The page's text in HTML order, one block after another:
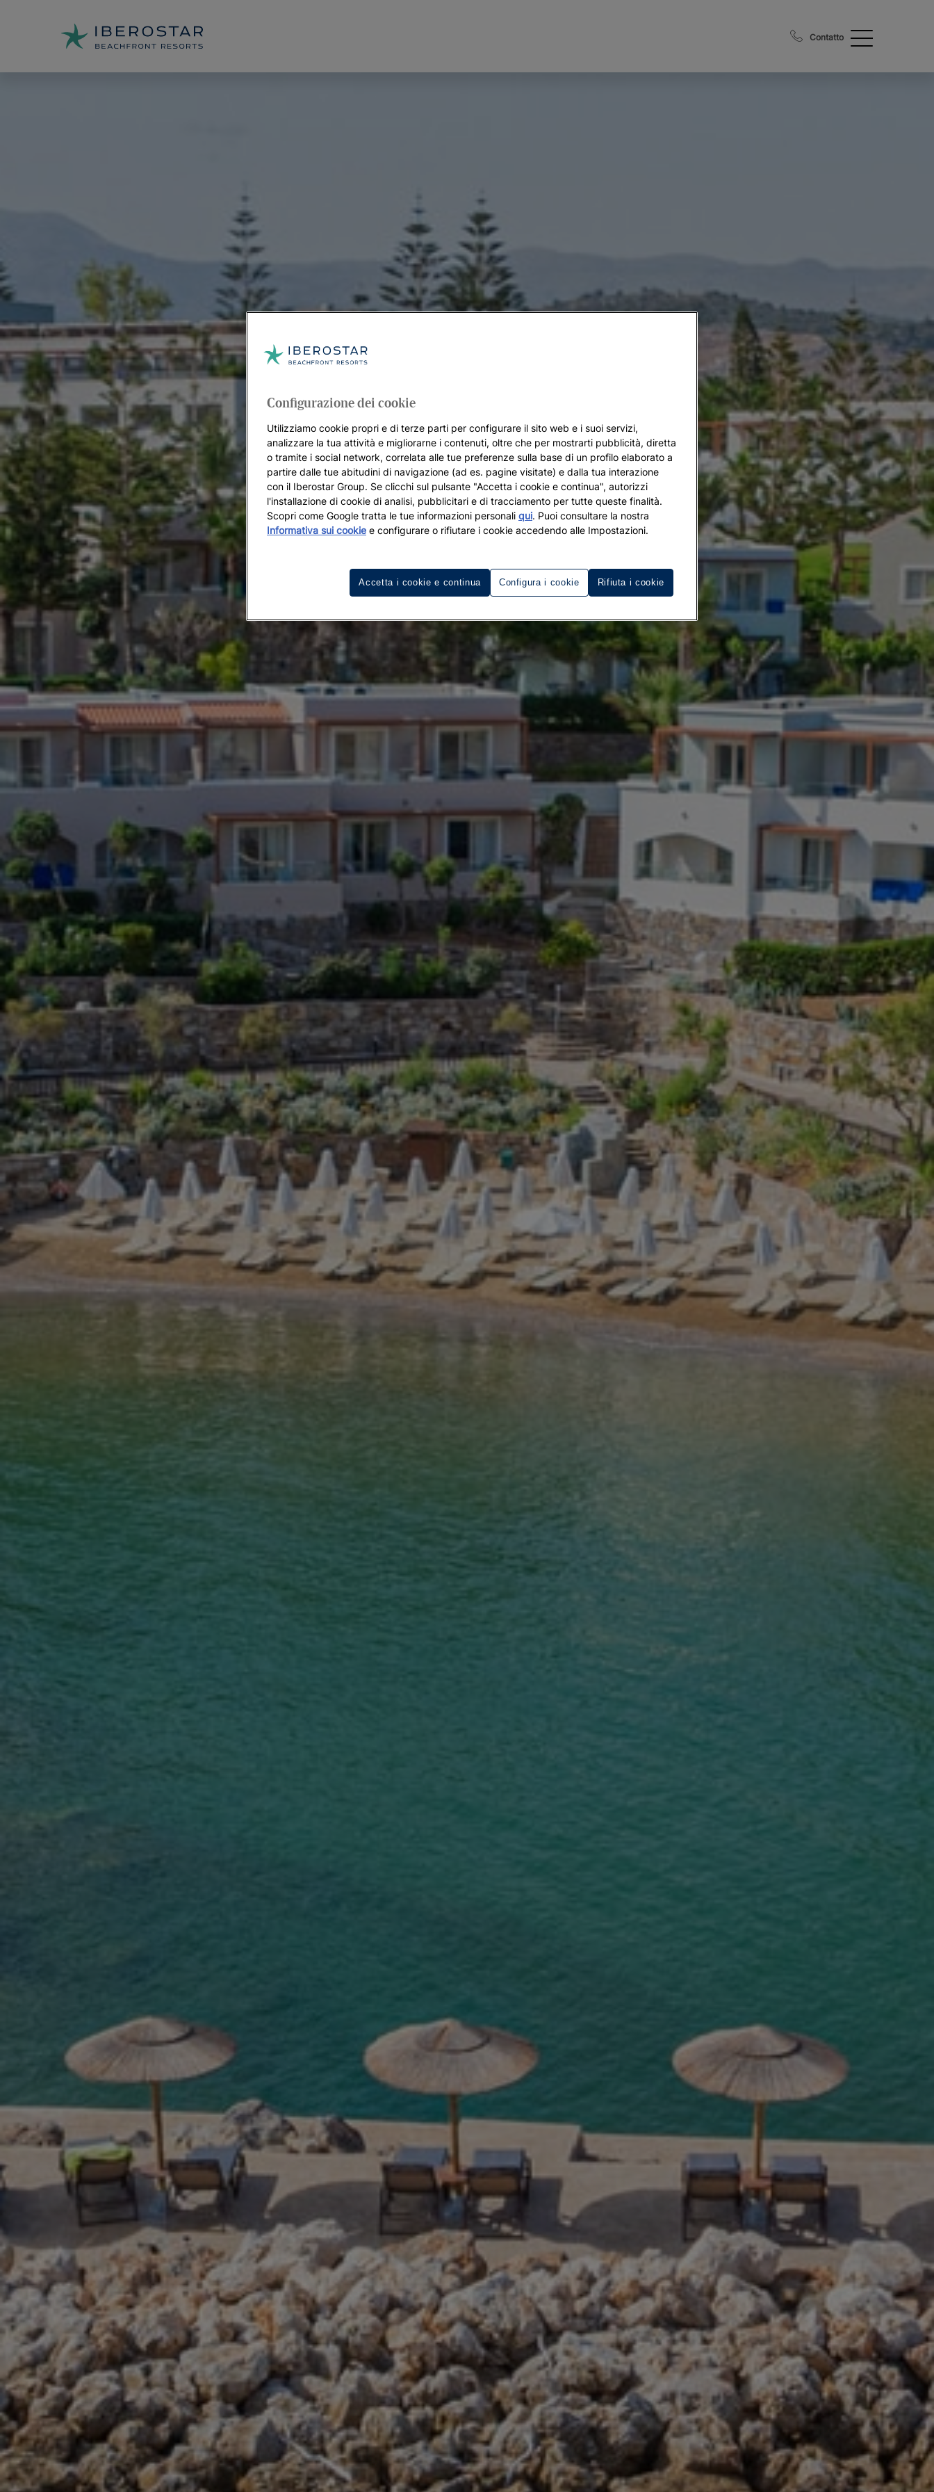
Contatto
Configurazione dei cookie
Utilizziamo cookie propri e di terze parti per configurare il sito web e i suoi servizi,
analizzare la tua attività e migliorarne i contenuti, oltre che per mostrarti pubblicità, diretta
o tramite i social network, correlata alle tue preferenze sulla base di un profilo elaborato a
partire dalle tue abitudini di navigazione (ad es. pagine visitate) e dalla tua interazione
con il Iberostar Group. Se clicchi sul pulsante "Accetta i cookie e continua", autorizzi
l'installazione di cookie di analisi, pubblicitari e di tracciamento per tutte queste finalità.
Scopri come Google tratta le tue informazioni personali qui. Puoi consultare la nostra
Informativa sui cookie e configurare o rifiutare i cookie accedendo alle Impostazioni.
Configura i cookie Rifiuta i cookie
Accetta i cookie e continua